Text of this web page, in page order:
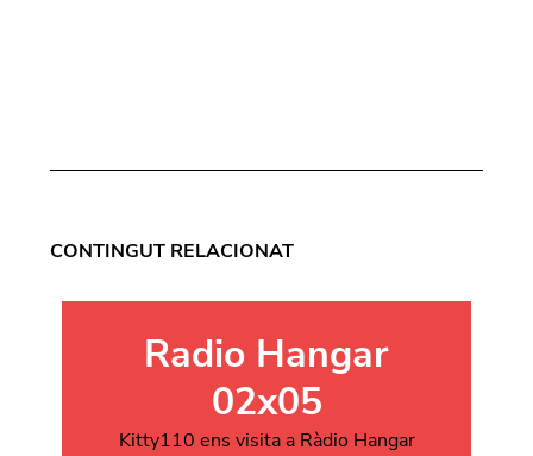
CONTINGUT RELACIONAT
Radio Hangar
02x05
Kitty110 ens visita a Ràdio Hangar